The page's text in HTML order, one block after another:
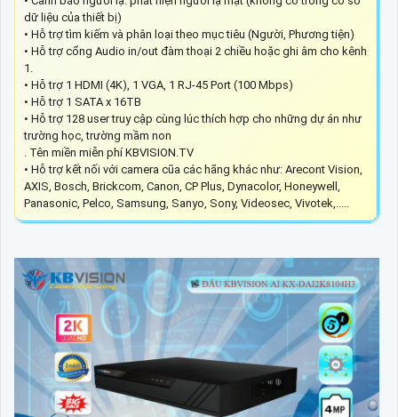
dữ liệu của thiết bị)
• Hỗ trợ tìm kiếm và phân loại theo mục tiêu (Người, Phương tiện)
• Hỗ trợ cổng Audio in/out đàm thoại 2 chiều hoặc ghi âm cho kênh
1.
• Hỗ trợ 1 HDMI (4K), 1 VGA, 1 RJ-45 Port (100 Mbps)
• Hỗ trợ 1 SATA x 16TB
• Hỗ trợ 128 user truy cập cùng lúc thích hợp cho những dự án như
trường học, trường mầm non
. Tên miền miễn phí KBVISION.TV
• Hỗ trợ kết nối với camera cũa các hãng khác như: Arecont Vision,
AXIS, Bosch, Brickcom, Canon, CP Plus, Dynacolor, Honeywell,
Panasonic, Pelco, Samsung, Sanyo, Sony, Videosec, Vivotek,.....